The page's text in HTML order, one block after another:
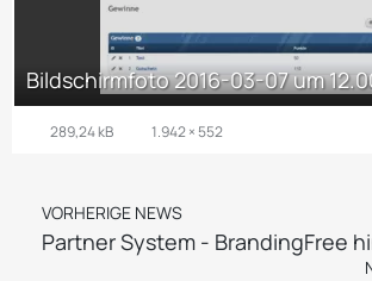
Bildschirmfoto 2016-03-07 um
289,24 kB 1.942 × 552
VORHERIGE NEWS
Partner System - BrandingFree